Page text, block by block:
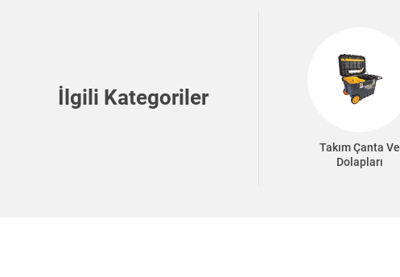
İlgili Kategoriler
Takım Çanta Ve
Dolapları